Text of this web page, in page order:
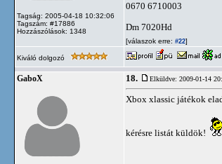
Tagság: 2005-04-18 10:32:06
Tagszám: #17886
Hozzászólások: 1348
0670 6710003
Dm 7020Hd
[válaszok erre: #22]
Kiváló dolgozó
GaboX 18. Elküldve: 2009-01-14
Xbox xlassic játékok
kérésre listát küldök!